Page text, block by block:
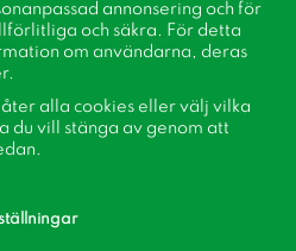
annonsering och för
och säkra. För detta
om användarna, deras
alla cookies eller välj vilka
du vill stänga av genom att